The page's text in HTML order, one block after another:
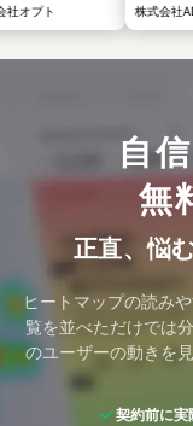
オプト
株式会社
グ・ソリ
自
無
正直、悩
ヒートマップの読み
覧を並べただけでは
のユーザーの動きを
契約前に実